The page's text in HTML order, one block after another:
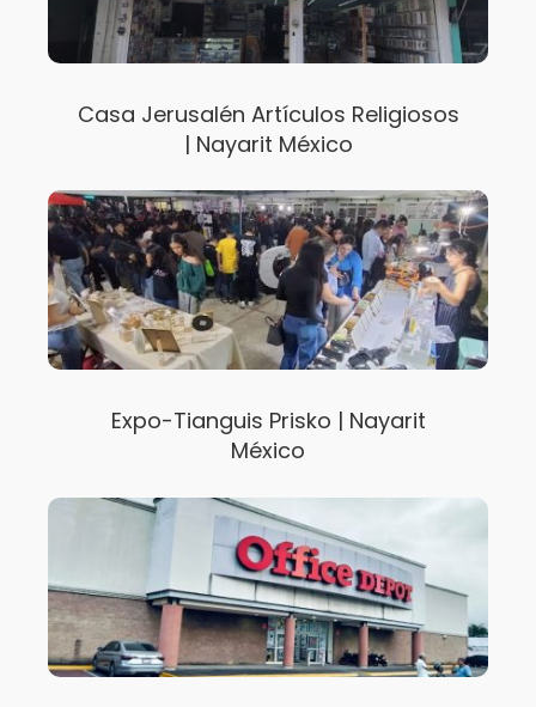
Casa Jerusalén Artículos Religiosos
| Nayarit México
Expo-Tianguis Prisko | Nayarit
México